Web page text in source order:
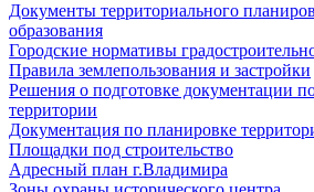
Документы территориального
образования
Городские нормативы
Правила землепользования и застройки
Решения о подготовке документации
территории
Документация по планировке
Площадки под строительство
Адресный план г.Владимира